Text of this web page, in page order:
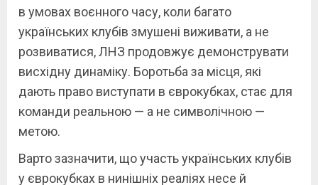
в умовах воєнного часу, коли багато
українських клубів змушені виживати, а не
розвиватися, ЛНЗ продовжує демонструвати
висхідну динаміку. Боротьба за місця, які
дають право виступати в єврокубках, стає для
команди реальною — а не символічною —
метою.
Варто зазначити, що участь українських клубів
у єврокубках в нинішніх реаліях несе й